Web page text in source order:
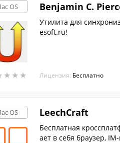
OS
★ ★ ★
★ ★ ★
Benjamin C.
Утилита для
esoft.ru!
Лицензия: Бесплатно
OS LeechCraft
Бесплатная
ает в себя браузер,